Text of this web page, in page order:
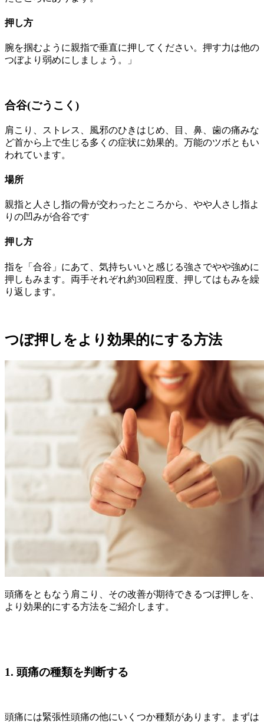
押し方
腕を掴むように親指で垂直に押してください。押す力は他の
つぼより弱めにしましょう。」
合谷(ごうこく)
肩こり、ストレス、風邪のひきはじめ、目、鼻、歯の痛みな
ど首から上で生じる多くの症状に効果的。万能のツボともい
われています。
場所
親指と人さし指の骨が交わったところから、やや人さし指よ
りの凹みが合谷です
押し方
指を「合谷」にあて、気持ちいいと感じる強さでやや強めに
押しもみます。両手それぞれ約30回程度、押してはもみを繰
り返します。
つぼ押しをより効果的にする方法
頭痛をともなう肩こり、その改善が期待できるつぼ押しを、
より効果的にする方法をご紹介します。
1. 頭痛の種類を判断する
頭痛には緊張性頭痛の他にいくつか種類があります。まずは